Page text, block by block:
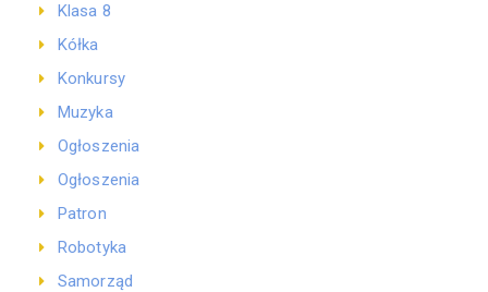
Klasa 8
Kółka
Konkursy
Muzyka
Ogłoszenia
Ogłoszenia
Patron
Robotyka
Samorząd